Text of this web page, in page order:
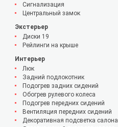
Сигнализация
Центральный замок
Экстерьер
Диски 19
Рейлинги на крыше
Интерьер
Люк
Задний подлокотник
Подогрев задних сидений
Обогрев рулевого колеса
Подогрев передних сидений
Вентиляция передних сидений
Декоративная подсветка салона